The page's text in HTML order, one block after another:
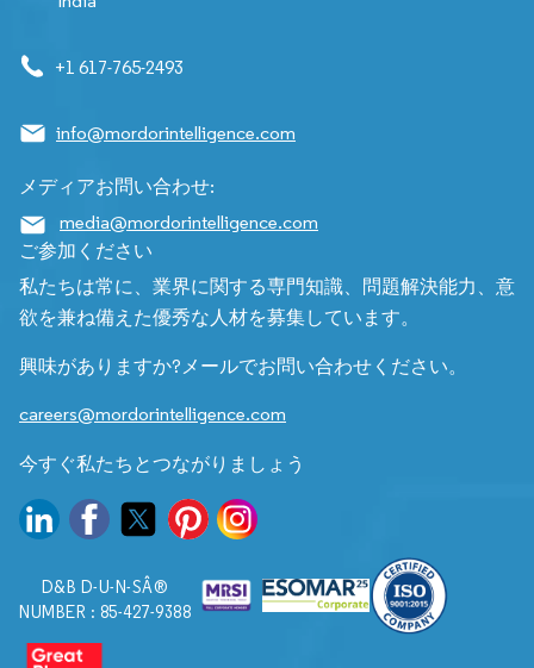
+1 617-765-2493
info@mordorintelligence.com
メディアお問い合わせ:
media@mordorintelligence.com
ご参加ください
私たちは常に、業界に関する専門知識、問題解決能力、意
欲を兼ね備えた優秀な人材を募集しています。
興味がありますか?メールでお問い合わせください。
careers@mordorintelligence.com
今すぐ私たちとつながりましょう
D&B D-U-N-SÂ®
NUMBER : 85-427-9388